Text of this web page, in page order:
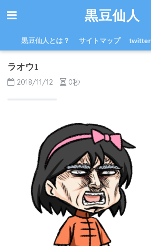
黒豆仙人
黒豆仙人とは？ サイトマップ twitter
ラオウ1
2018/11/12 0秒